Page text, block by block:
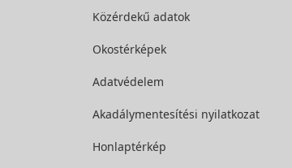
Közérdekű adatok
Okostérképek
Adatvédelem
Akadálymentesítési nyilatkozat
Honlaptérkép